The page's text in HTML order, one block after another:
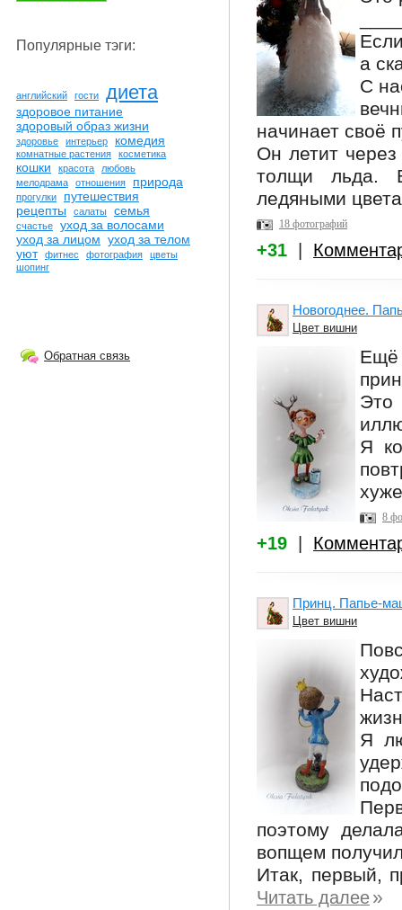
а
С
начинает своё
Он летит
толщи льда.
ледяными
18 фотографий
+31
Новогоднее.
Цвет вишни
Ещё
Это
Я
8
+19
Принц. Папье-
Цвет вишни
Я
поэтому
вопщем
Итак, первый,
Читать далее»
Популярные тэги:
английский гости диета
здоровое питание
здоровый образ жизни
здоровье интерьер комедия
комнатные растения косметика
кошки красота
любовь
мелодрама
отношения природа
прогулки
путешествия
рецепты
салаты семья
счастье
уход за волосами
уход за лицом уход за телом
уют
фитнес фотография
цветы
шопинг
Обратная связь